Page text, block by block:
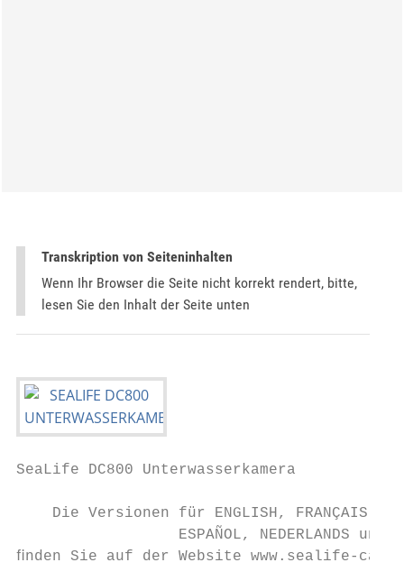
Transkription von Seiteninhalten
Wenn Ihr Browser die Seite nicht korrekt rendert, bitte,
lesen Sie den Inhalt der Seite unten
SeaLife DC800 Unterwasserkamera
Die Versionen für ENGLISH, FRANÇAIS,
ESPAÑOL, NEDERLANDS und
ﬁnden Sie auf der Website www.sealife-